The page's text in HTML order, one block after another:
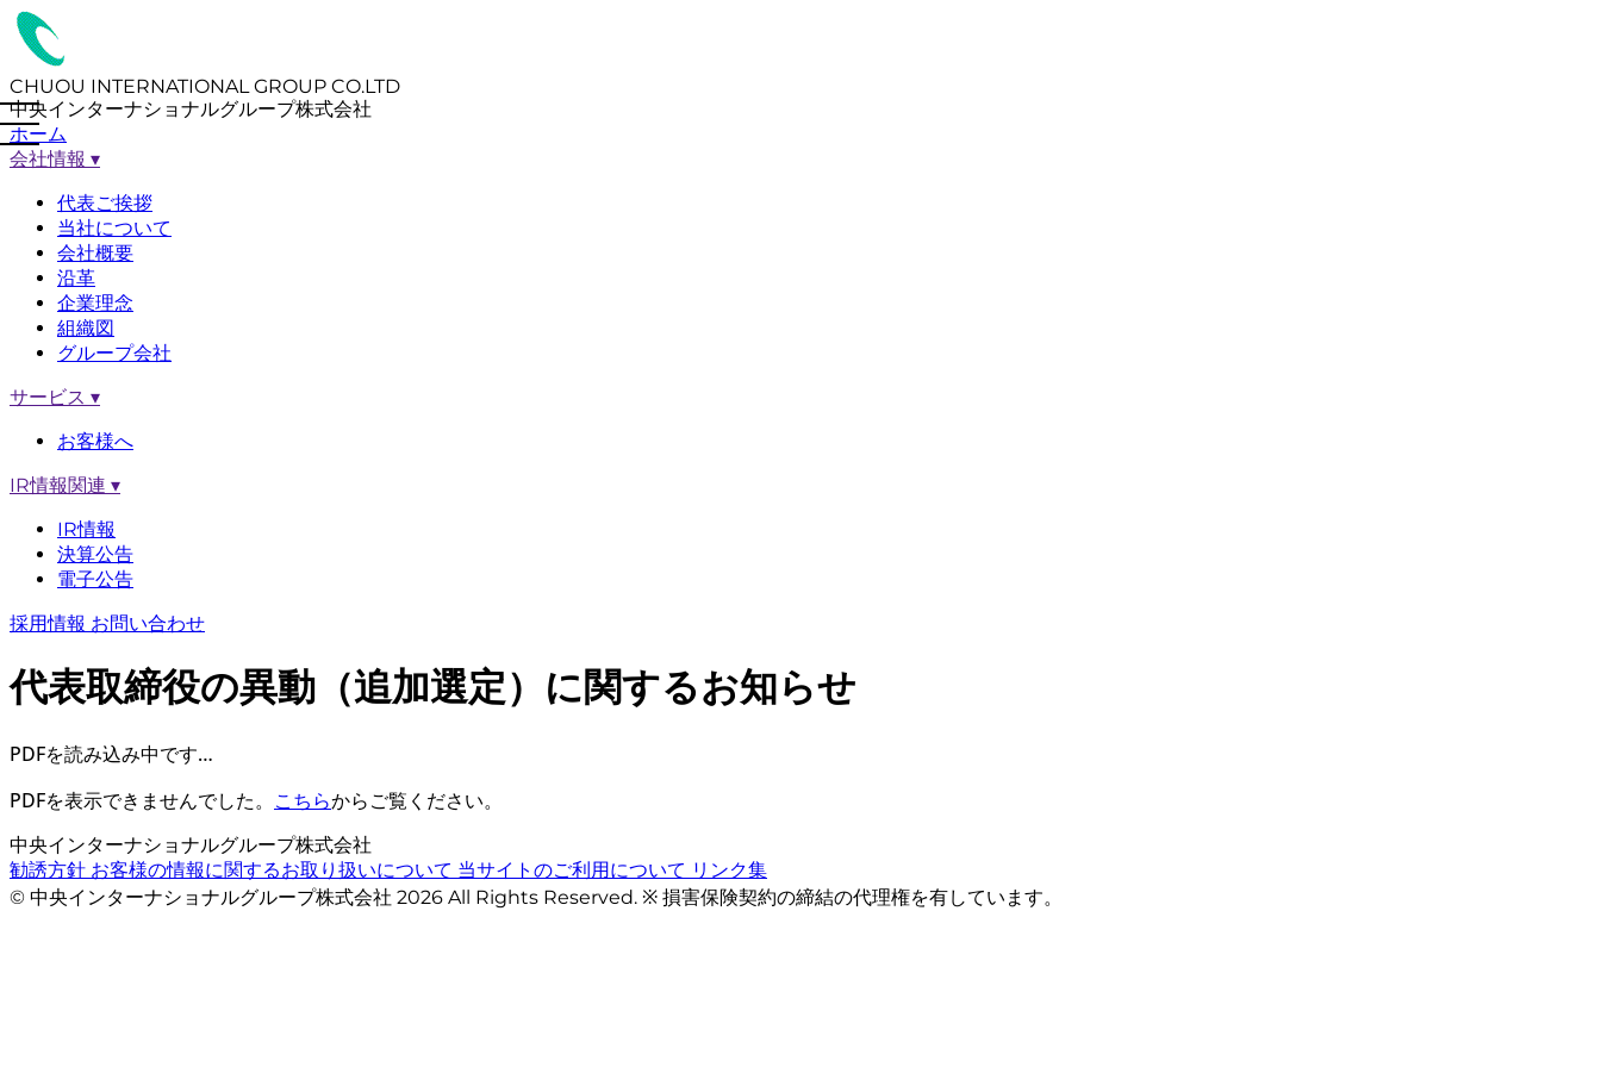
CHUOU INTERNATIONAL GROUP CO.LTD
中央インターナショナルグループ株式会社
ホーム
会社情報 ▾
代表ご挨拶
当社について
会社概要
沿革
企業理念
組織図
グループ会社
サービス ▾
お客様へ
IR情報関連 ▾
IR情報
決算公告
電子公告
採用情報 お問い合わせ
代表取締役の異動（追加選定）に関するお知らせ
PDFを読み込み中です…
PDFを表示できませんでした。 こちらからご覧ください。
中央インターナショナルグループ株式会社
勧誘方針 お客様の情報に関するお取り扱いについて 当サイトのご利用について リンク集
© 中央インターナショナルグループ株式会社 2026 All Rights Reserved. ※ 損害保険契約の締結の代理権を有しています。